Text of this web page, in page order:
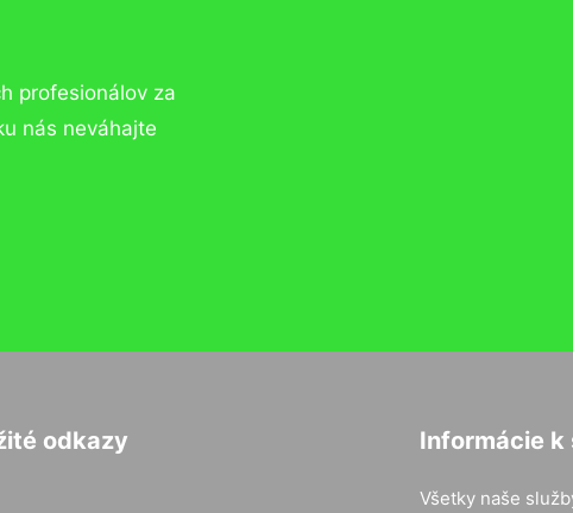
profesionálov za
nás neváhajte
odkazy Informácie k
Všetky naše